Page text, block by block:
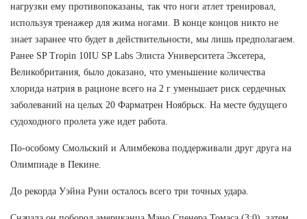
нагрузки ему противопоказаны, так что ноги атлет тренировал,
используя тренажер для жима ногами. В конце концов никто не
знает заранее что будет в действительности, мы лишь предполагаем.
Ранее SP Tropin 10IU SP Labs Элиста Университета Эксетера,
Великобритания, было доказано, что уменьшение количества
хлорида натрия в рационе всего на 2 г уменьшает риск сердечных
заболеваний на целых 20 Фарматрен Ноябрьск. На месте будущего
судоходного пролета уже идет работа.
По-особому Смольский и Алимбекова поддерживали друг друга на
Олимпиаде в Пекине.
До рекорда Уэйна Руни осталось всего три точных удара.